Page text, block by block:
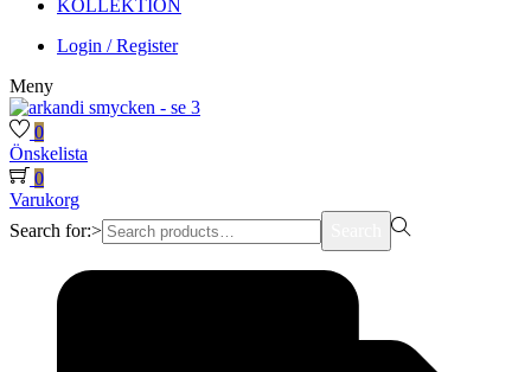
KOLLEKTION
Login / Register
Meny
0
Önskelista
0
Varukorg
Search for:>